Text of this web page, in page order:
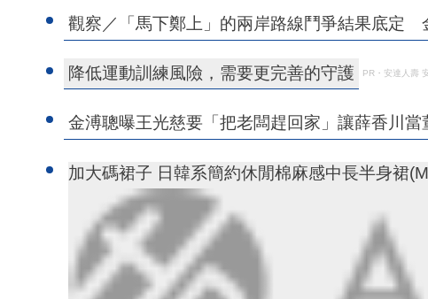
觀察／「馬下鄭上」的兩岸路線鬥爭結果底定
降低運動訓練風險，需要更完善的守護 PR・安達人壽
金溥聰曝王光慈要「把老闆趕回家」讓薛香川
加大碼裙子 日韓系簡約休閒棉麻感中長半身裙